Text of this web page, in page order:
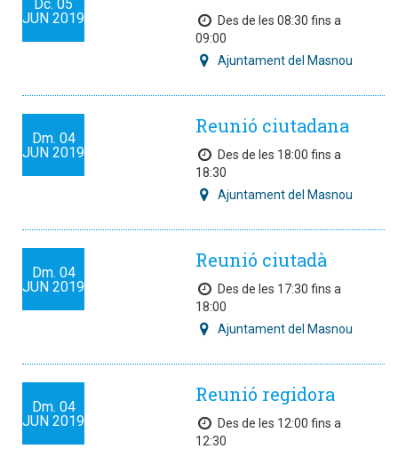
Dc. 05
JUN 2019
Des de les 08:30 fins a
09:00
Ajuntament del Masnou
Dm. 04
JUN 2019
Reunió ciutadana
Des de les 18:00 fins a
18:30
Ajuntament del Masnou
Dm. 04
JUN 2019
Reunió ciutadà
Des de les 17:30 fins a
18:00
Ajuntament del Masnou
Dm. 04
JUN 2019
Reunió regidora
Des de les 12:00 fins a
12:30